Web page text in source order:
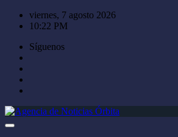
Saltar
viernes, 7 agosto 2026
10:22 PM
Síguenos